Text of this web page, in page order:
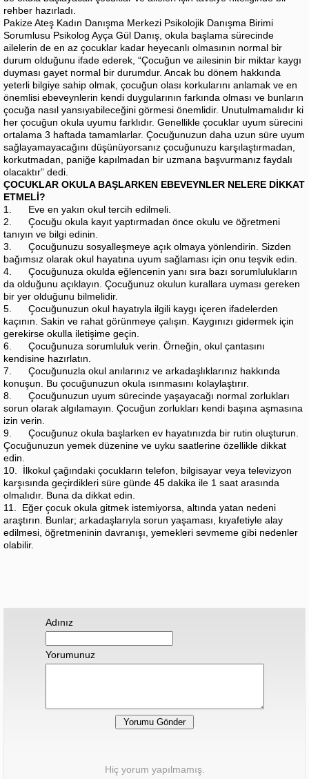
rehber hazırladı.
Pakize Ateş Kadın Danışma Merkezi Psikolojik Danışma Birimi
Sorumlusu Psikolog Ayça Gül Danış, okula başlama sürecinde
ailelerin de en az çocuklar kadar heyecanlı olmasının normal bir
durum olduğunu ifade ederek, “Çocuğun ve ailesinin bir miktar kaygı
duyması gayet normal bir durumdur. Ancak bu dönem hakkında
yeterli bilgiye sahip olmak, çocuğun olası korkularını anlamak ve en
önemlisi ebeveynlerin kendi duygularının farkında olması ve bunların
çocuğa nasıl yansıyabileceğini görmesi önemlidir. Unutulmamalıdır ki
her çocuğun okula uyumu farklıdır. Genellikle çocuklar uyum sürecini
ortalama 3 haftada tamamlarlar. Çocuğunuzun daha uzun süre uyum
sağlayamayacağını düşünüyorsanız çocuğunuzu karşılaştırmadan,
korkutmadan, paniğe kapılmadan bir uzmana başvurmanız faydalı
olacaktır” dedi.
ÇOCUKLAR OKULA BAŞLARKEN EBEVEYNLER NELERE DİKKAT
ETMELİ?
1. Eve en yakın okul tercih edilmeli.
2. Çocuğu okula kayıt yaptırmadan önce okulu ve öğretmeni
tanıyın ve bilgi edinin.
3. Çocuğunuzu sosyalleşmeye açık olmaya yönlendirin. Sizden
bağımsız olarak okul hayatına uyum sağlaması için onu teşvik edin.
4. Çocuğunuza okulda eğlencenin yanı sıra bazı sorumlulukların
da olduğunu açıklayın. Çocuğunuz okulun kurallara uyması gereken
bir yer olduğunu bilmelidir.
5. Çocuğunuzun okul hayatıyla ilgili kaygı içeren ifadelerden
kaçının. Sakin ve rahat görünmeye çalışın. Kaygınızı gidermek için
gerekirse okulla iletişime geçin.
6. Çocuğunuza sorumluluk verin. Örneğin, okul çantasını
kendisine hazırlatın.
7. Çocuğunuzla okul anılarınız ve arkadaşlıklarınız hakkında
konuşun. Bu çocuğunuzun okula ısınmasını kolaylaştırır.
8. Çocuğunuzun uyum sürecinde yaşayacağı normal zorlukları
sorun olarak algılamayın. Çocuğun zorlukları kendi başına aşmasına
izin verin.
9. Çocuğunuz okula başlarken ev hayatınızda bir rutin oluşturun.
Çocuğunuzun yemek düzenine ve uyku saatlerine özellikle dikkat
edin.
10. İlkokul çağındaki çocukların telefon, bilgisayar veya televizyon
karşısında geçirdikleri süre günde 45 dakika ile 1 saat arasında
olmalıdır. Buna da dikkat edin.
11. Eğer çocuk okula gitmek istemiyorsa, altında yatan nedeni
araştırın. Bunlar; arkadaşlarıyla sorun yaşaması, kıyafetiyle alay
edilmesi, öğretmeninin davranışı, yemekleri sevmeme gibi nedenler
olabilir.
Adınız
Yorumunuz
Hiç yorum yapılmamış.